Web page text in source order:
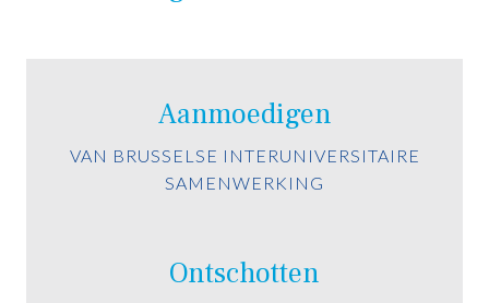
Aanmoedigen
VAN BRUSSELSE INTERUNIVERSITAIRE
SAMENWERKING
Ontschotten